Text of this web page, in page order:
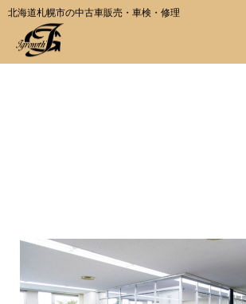
北海道札幌市の中古車販売・車検・修理